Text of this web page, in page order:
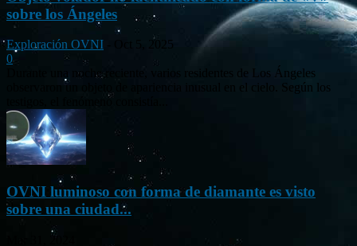
sobre los Ángeles
Exploración OVNI
Oct 5, 2025
0
Durante una noche reciente, varios residentes de Los Ángeles
observaron un objeto de apariencia inusual en el cielo. Según los
testigos, el fenómeno consistía...
OVNI luminoso con forma de diamante es visto
sobre una ciudad...